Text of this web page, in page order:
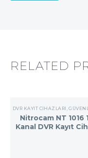
RELATED
DVR KAYIT CIHAZLARI ,GÜVENLIK KAMERA
Nitrocam NT 1016
Kanal DVR Kayıt